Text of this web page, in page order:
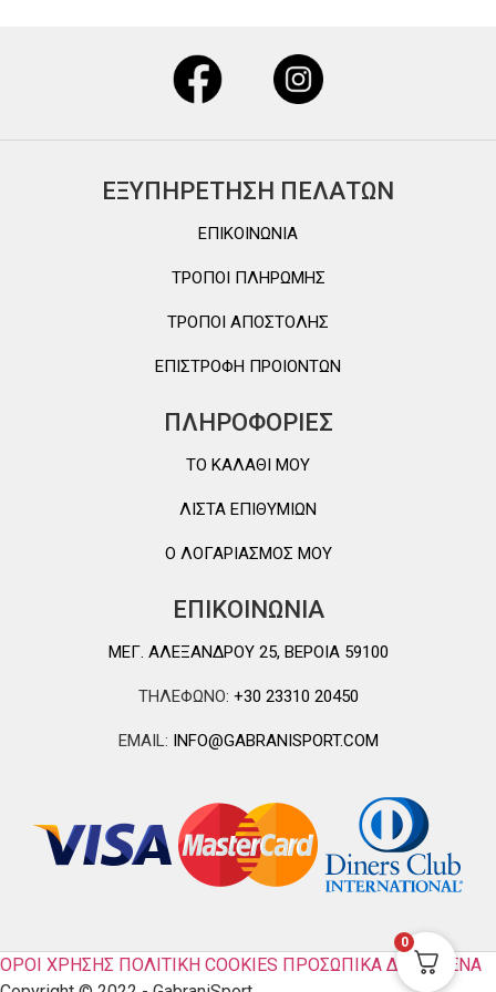
ΕΞΥΠΗΡΕΤΗΣΗ ΠΕΛΑΤΩΝ
ΕΠΙΚΟΙΝΩΝΙΑ
ΤΡΟΠΟΙ ΠΛΗΡΩΜΗΣ
ΤΡΟΠΟΙ ΑΠΟΣΤΟΛΗΣ
ΕΠΙΣΤΡΟΦΗ ΠΡΟΙΟΝΤΩΝ
ΠΛΗΡΟΦΟΡΙΕΣ
TO ΚΑΛΑΘΙ MOY
ΛΙΣΤΑ ΕΠΙΘΥΜΙΩΝ
Ο ΛΟΓΑΡΙΑΣΜΟΣ ΜΟΥ
ΕΠΙΚΟΙΝΩΝΙΑ
ΜΕΓ. ΑΛΕΞΑΝΔΡΟΥ 25, ΒΕΡΟΙΑ 59100
ΤΗΛΕΦΩΝΟ: +30 23310 20450
EMAIL: INFO@GABRANISPORT.COM
ΟΡΟΙ ΧΡΗΣΗΣ ΠΟΛΙΤΙΚΗ COOKIES ΠΡΟΣΩΠΙΚΑ ΔΕΔΟΜΕΝΑ
0